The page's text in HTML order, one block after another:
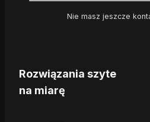
Rozwiązania szyte
na miarę
Nie masz jeszcze